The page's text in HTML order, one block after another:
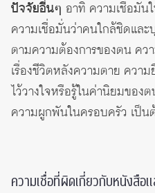
ปัจจัยอื่นๆ อาทิ ความเชื่อมั่น
ความเชื่อมั่นว่าคนใกล้ชิดแล
ตามความต้องการของตน คว
เรื่องชีวิตหลังความตาย ควา
ไว้วางใจหรือรู้ในค่านิยมของ
ความผูกพันในครอบครัว เป็น
ความเชื่อที่ผิดเกี่ยวกับหนังสือ